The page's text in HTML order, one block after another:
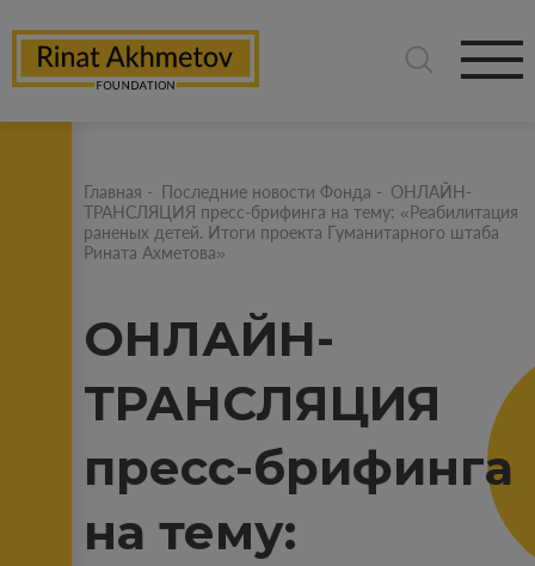
Главная - Последние новости Фонда - ОНЛАЙН-
ТРАНСЛЯЦИЯ пресс-брифинга на тему: «Реабилитация
раненых детей. Итоги проекта Гуманитарного штаба
Рината Ахметова»
ОНЛАЙН-
ТРАНСЛЯЦИЯ
пресс-брифинга
на тему: